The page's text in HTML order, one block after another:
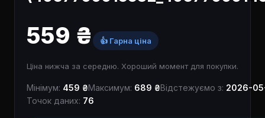
559 ₴ 👍 Гарна ціна
Ціна нижча за середню. Хороший момент для покупки.
Мінімум: 459 ₴Максимум: 689 ₴Відстежуємо з: 2026-
Точок даних: 76